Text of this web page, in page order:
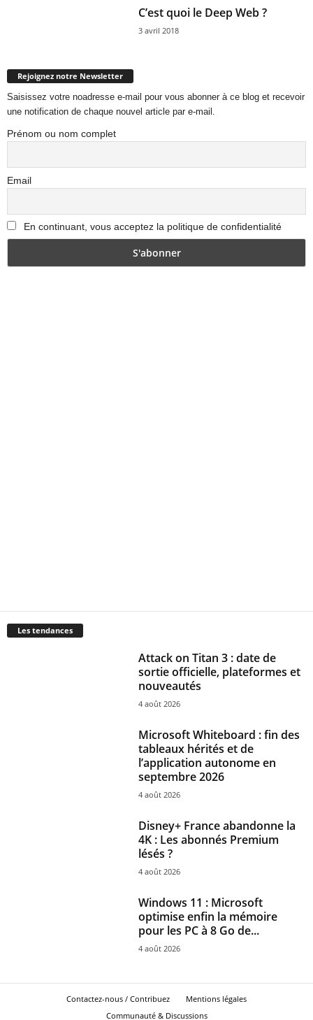
C’est quoi le Deep Web ?
3 avril 2018
Rejoignez notre Newsletter
Saisissez votre noadresse e-mail pour vous abonner à ce blog et recevoir
une notification de chaque nouvel article par e-mail.
Prénom ou nom complet
Email
En continuant, vous acceptez la politique de confidentialité
Les tendances
Attack on Titan 3 : date de
sortie officielle, plateformes et
nouveautés
4 août 2026
Microsoft Whiteboard : fin des
tableaux hérités et de
l’application autonome en
septembre 2026
4 août 2026
Disney+ France abandonne la
4K : Les abonnés Premium
lésés ?
4 août 2026
Windows 11 : Microsoft
optimise enfin la mémoire
pour les PC à 8 Go de...
4 août 2026
Contactez-nous / Contribuez
Mentions légales
Communauté & Discussions